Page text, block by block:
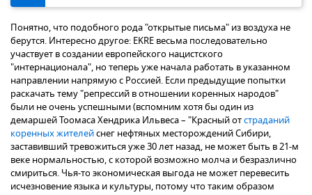
Понятно, что подобного рода "открытые письма" из воздуха не
берутся. Интересно другое: EKRE весьма последовательно
участвует в создании европейского нацистского
"интернационала", но теперь уже начала работать в указанном
направлении напрямую с Россией. Если предыдущие попытки
раскачать тему "репрессий в отношении коренных народов"
были не очень успешными (вспомним хотя бы один из
демаршей Тоомаса Хендрика Ильвеса – "Красный отстраданий
коренных жителейснег нефтяных месторождений Сибири,
заставивший тревожиться уже 30 лет назад, не может быть в 21-м
веке нормальностью, с которой возможно молча и безразлично
смириться. Чья-то экономическая выгода не может перевесить
исчезновение языка и культуры, потому что таким образом